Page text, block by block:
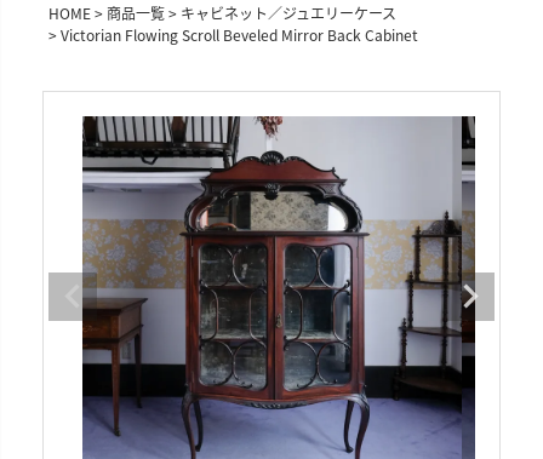
HOME
商品一覧
キャビネット／ジュエリーケース
Victorian Flowing Scroll Beveled Mirror Back Cabinet